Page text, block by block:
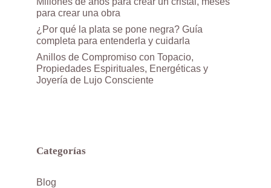
para crear una obra
¿Por qué la plata se pone negra? Guía
completa para entenderla y cuidarla
Anillos de Compromiso con Topacio,
Propiedades Espirituales, Energéticas y
Joyería de Lujo Consciente
Categorías
Blog